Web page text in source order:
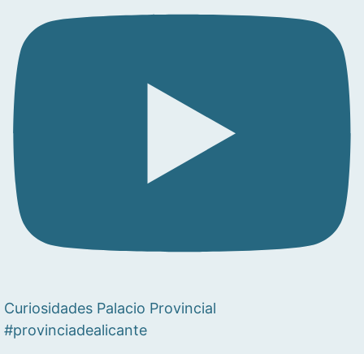
Curiosidades Palacio Provincial
#provinciadealicante